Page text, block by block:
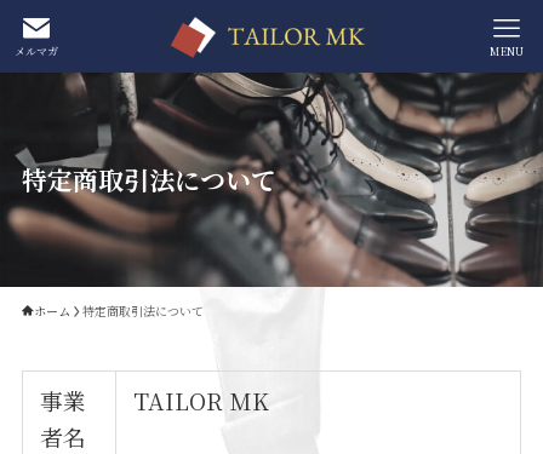
メルマガ MENU
特定商取引法について
ホーム 特定商取引法について
事業
者名
TAILOR MK